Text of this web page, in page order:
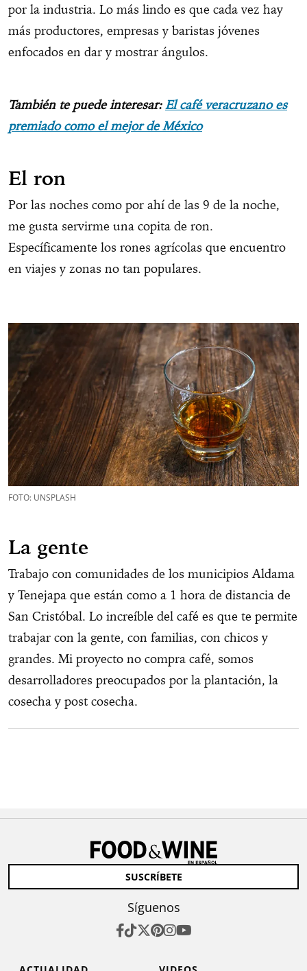
por la industria. Lo más lindo es que cada vez hay
más productores, empresas y baristas jóvenes
enfocados en dar y mostrar ángulos.
También te puede interesar: El café veracruzano es
premiado como el mejor de México
El ron
Por las noches como por ahí de las 9 de la noche,
me gusta servirme una copita de ron.
Específicamente los rones agrícolas que encuentro
en viajes y zonas no tan populares.
FOTO: UNSPLASH
La gente
Trabajo con comunidades de los municipios Aldama
y Tenejapa que están como a 1 hora de distancia de
San Cristóbal. Lo increíble del café es que te permite
trabajar con la gente, con familias, con chicos y
grandes. Mi proyecto no compra café, somos
desarrolladores preocupados por la plantación, la
cosecha y post cosecha.
SUSCRÍBETE
Síguenos